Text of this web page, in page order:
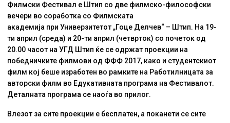
Филмски Фестивал е Штип со две филмско-философски
вечери во соработка со Филмската
академија приУниверзитетот „Гоце Делчев“ – Штип. На 19-
ти април (среда) и 20-ти април (четврток) со почеток од
20.00 часот на УГД Штип ќе се одржат проекции на
победничките филмови од ФФФ 2017, како и студентскиот
филм кој беше изработен во рамките на Работилницата за
авторски филм во Едукативната програма на Фестивалот.
Деталната програма се наоѓа во прилог.
Влезот за сите проекции е бесплатен, а поканети се сите